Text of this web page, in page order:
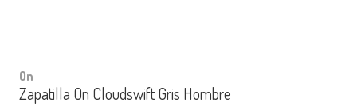
On
Zapatilla On Cloudswift Gris Hombre